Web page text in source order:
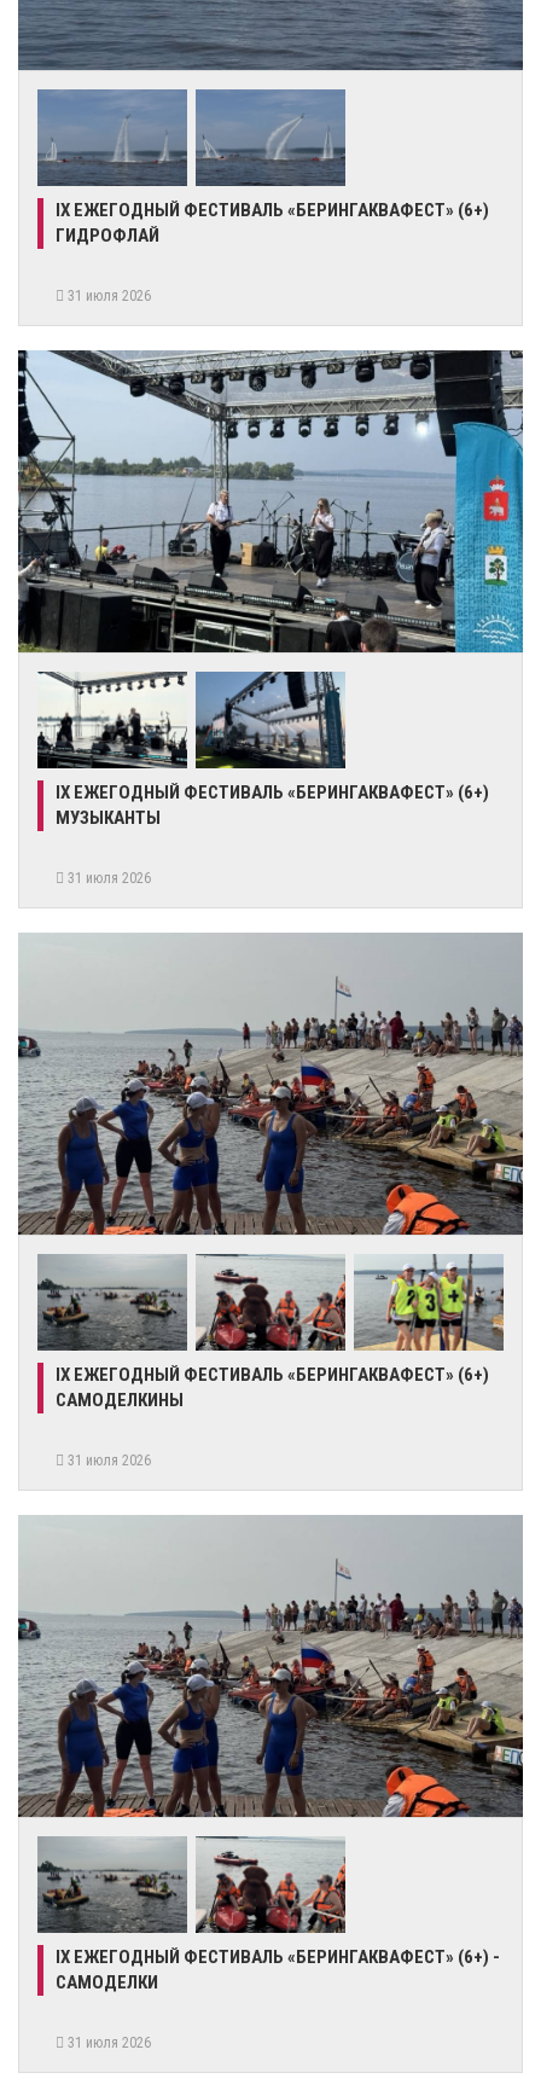
IX ЕЖЕГОДНЫЙ ФЕСТИВАЛЬ «БЕРИНГАКВАФЕСТ» (6+)
ГИДРОФЛАЙ
31 июля 2026
IX ЕЖЕГОДНЫЙ ФЕСТИВАЛЬ «БЕРИНГАКВАФЕСТ» (6+)
МУЗЫКАНТЫ
31 июля 2026
IX ЕЖЕГОДНЫЙ ФЕСТИВАЛЬ «БЕРИНГАКВАФЕСТ» (6+)
САМОДЕЛКИНЫ
31 июля 2026
IX ЕЖЕГОДНЫЙ ФЕСТИВАЛЬ «БЕРИНГАКВАФЕСТ» (6+) -
САМОДЕЛКИ
31 июля 2026